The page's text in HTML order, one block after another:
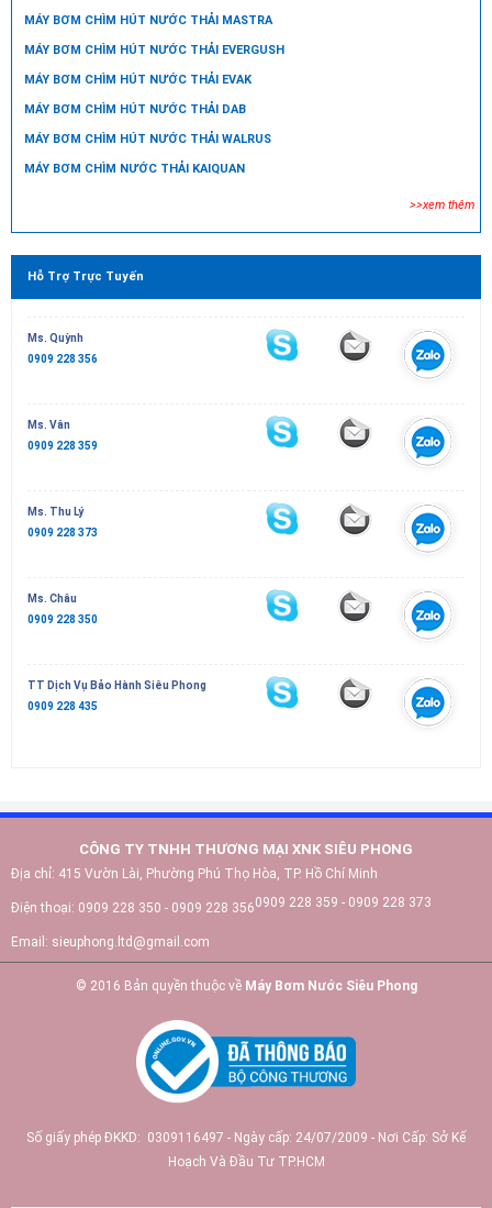
MÁY BƠM CHÌM HÚT NƯỚC THẢI MASTRA
MÁY BƠM CHÌM HÚT NƯỚC THẢI EVERGUSH
MÁY BƠM CHÌM HÚT NƯỚC THẢI EVAK
MÁY BƠM CHÌM HÚT NƯỚC THẢI DAB
MÁY BƠM CHÌM HÚT NƯỚC THẢI WALRUS
MÁY BƠM CHÌM NƯỚC THẢI KAIQUAN
>>xem thêm
Hỗ Trợ Trực Tuyến
Ms. Quỳnh
0909 228 356
Ms. Vân
0909 228 359
Ms. Thu Lý
0909 228 373
Ms. Châu
0909 228 350
TT Dịch Vụ Bảo Hành Siêu Phong
0909 228 435
CÔNG TY TNHH THƯƠNG MẠI XNK SIÊU PHONG
Địa chỉ: 415 Vườn Lài, Phường Phú Thọ Hòa, TP. Hồ Chí Minh
Điện thoại: 0909 228 350 - 0909 228 3560909 228 359 - 0909 228 373
Email: sieuphong.ltd@gmail.com
© 2016 Bản quyền thuộc về Máy Bơm Nước Siêu Phong
Số giấy phép ĐKKD: 0309116497 - Ngày cấp: 24/07/2009 - Nơi Cấp: Sở Kế
Hoạch Và Đầu Tư TP.HCM